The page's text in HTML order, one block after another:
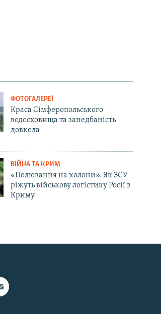
ФОТОГАЛЕРЕЇ
Краса Сімферопольського
водосховища та занедбаність
довкола
ВІЙНА ТА КРИМ
«Полювання на колони». Як ЗСУ
ріжуть військову логістику Росії в
Криму